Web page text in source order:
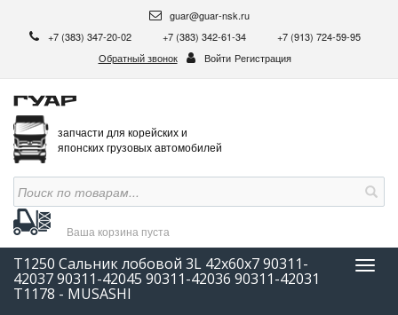
guar@guar-nsk.ru
+7 (383) 347-20-02
+7 (383) 342-61-34
+7 (913) 724-59-95
Обратный звонок
Войти Регистрация
запчасти для корейских и
японских грузовых автомобилей
Ваша корзина пуста
T1250 Сальник лобовой 3L 42x60x7 90311-
42037 90311-42045 90311-42036 90311-42031
T1178 - MUSASHI